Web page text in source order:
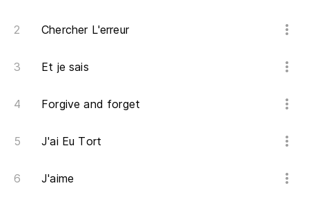
Chercher L'erreur
Et je sais
Forgive and forget
J'ai Eu Tort
J'aime